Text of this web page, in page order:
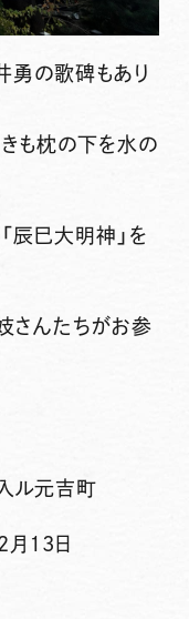
勇の歌碑もあり
きも枕の下を水の
辰巳大明神」を
さんたちがお参
ル元吉町
13日